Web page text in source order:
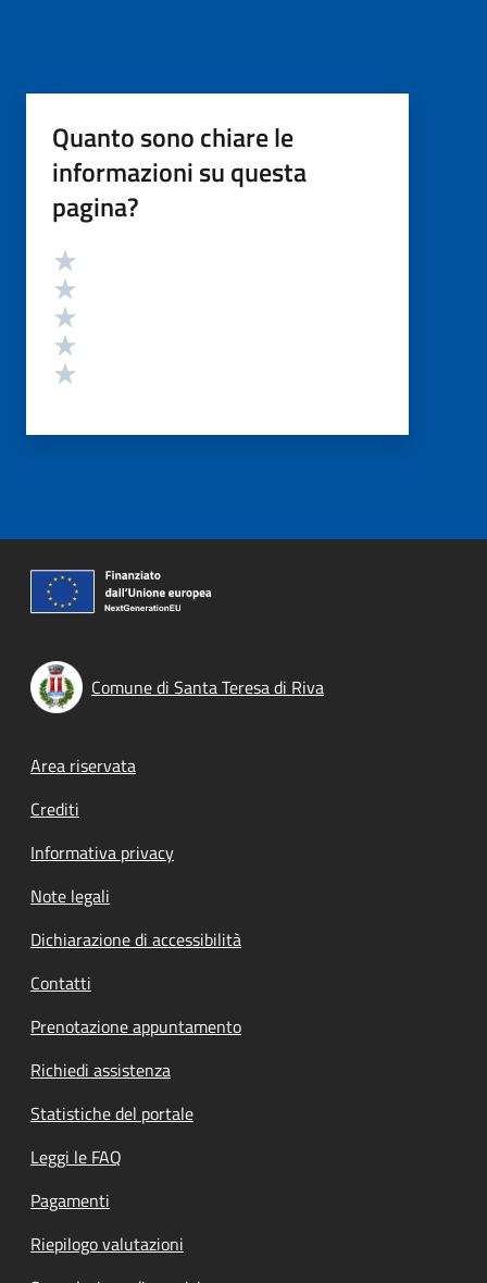
Quanto sono chiare le
informazioni su questa
pagina?
Valutazione
Comune di Santa Teresa di Riva
Footer menu
Area riservata
Crediti
Informativa privacy
Note legali
Dichiarazione di accessibilità
Contatti
Prenotazione appuntamento
Richiedi assistenza
Statistiche del portale
Leggi le FAQ
Pagamenti
Riepilogo valutazioni